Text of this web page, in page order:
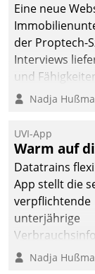
Eine neue
der Proptech-
Interviews
und
Nadja
UVI-App
Warm auf
Datatrains
App stellt die
verpflichtende
unterjährige
schnell,
Nadja